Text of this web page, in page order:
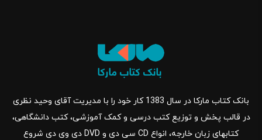
بانک کتاب مارکا در سال 1383 کار خود را با مدیریت آقای وحید نظری
در قالب پخش و توزیع کتب درسی و کمک آموزشی، کتب دانشگاهی،
کتابهای زبان خارجه، انواع CD سی دی و DVD دی وی دی شروع